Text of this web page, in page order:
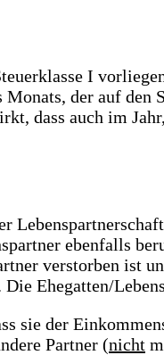
I
der auf
dass auch im
ebenfalls
verstorben ist
Ehegatten/
sie der
Partner (nicht